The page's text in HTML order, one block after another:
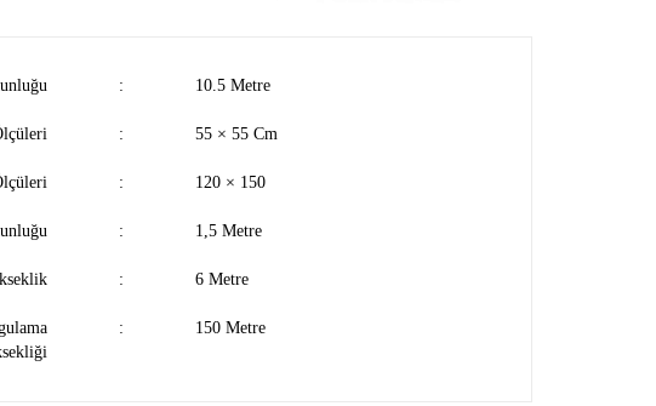
: 10.5 Metre
: 55 × 55 Cm
: 120 × 150
: 1,5 Metre
: 6 Metre
: 150 Metre